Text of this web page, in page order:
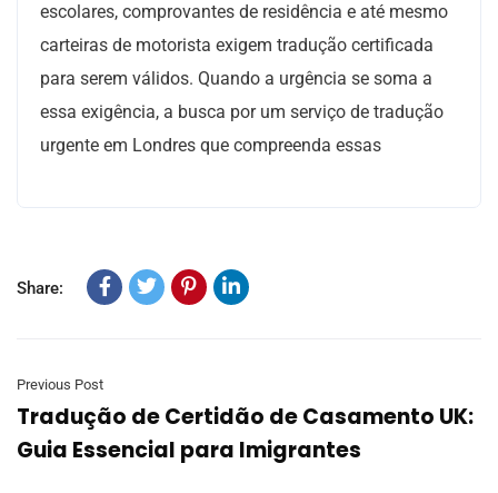
escolares, comprovantes de residência e até mesmo
carteiras de motorista exigem tradução certificada
para serem válidos. Quando a urgência se soma a
essa exigência, a busca por um serviço de tradução
urgente em Londres que compreenda essas
Share:
Previous Post
Tradução de Certidão de Casamento UK:
Guia Essencial para Imigrantes